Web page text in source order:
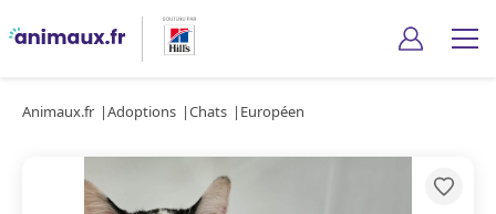
Animaux.fr Adoptions Chats Européen